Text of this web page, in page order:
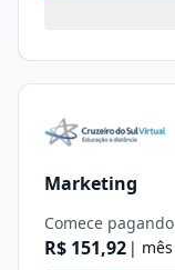
Marketing
Comece pagando
R$ 151,92 | mês